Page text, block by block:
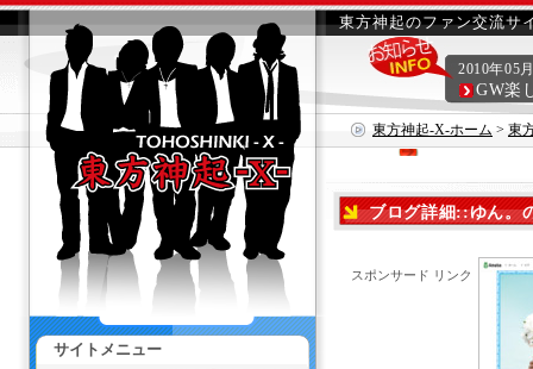
東方神起のファン交流サ
東方神起-X-ホーム > 東
2010年05
GW楽
ブログ詳細::ゆん。
スポンサード リンク
サイトメニュー